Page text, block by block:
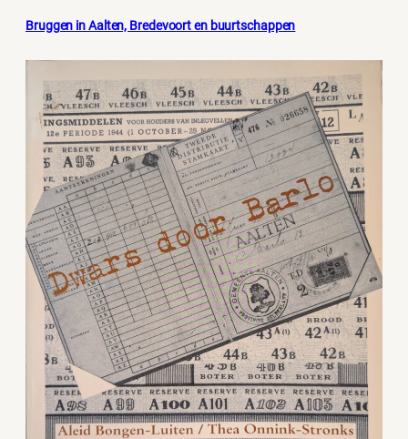
Bruggen in Aalten, Bredevoort en buurtschappen